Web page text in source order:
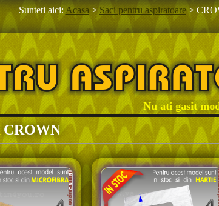
Sunteti aici: Acasa >Saci pentru aspiratoare>
Nu ati gasit modelul
CROWN